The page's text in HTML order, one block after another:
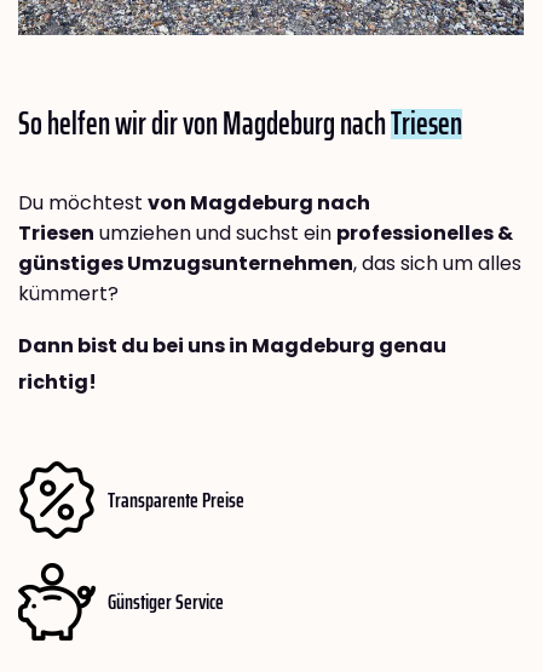
So helfen wir dir von Magdeburg nachTriesen
Du möchtest von Magdeburg nach
Triesen umziehen und suchst ein professionelles &
günstiges Umzugsunternehmen, das sich um alles
kümmert?
Dann bist du bei uns in Magdeburg genau
richtig!
Transparente Preise
Günstiger Service